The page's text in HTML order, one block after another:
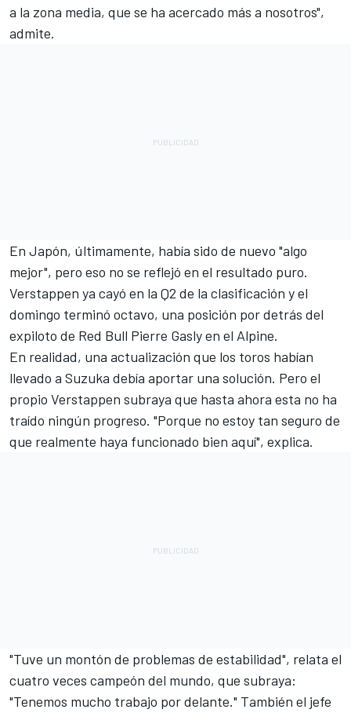
a la zona media, que se ha acercado más a nosotros",
admite.
En Japón, últimamente, había sido de nuevo "algo
mejor", pero eso no se reflejó en el resultado puro.
Verstappen ya cayó en la Q2 de la clasificación y el
domingo terminó octavo, una posición por detrás del
expiloto de Red Bull Pierre Gaslyen el Alpine.
En realidad, una actualización que los toros habían
llevado a Suzuka debía aportar una solución. Pero el
propio Verstappen subraya que hasta ahora esta no ha
traído ningún progreso. "Porque no estoy tan seguro de
que realmente haya funcionado bien aquí", explica.
"Tuve un montón de problemas de estabilidad", relata el
cuatro veces campeón del mundo, que subraya:
"Tenemos mucho trabajo por delante." También el jefe